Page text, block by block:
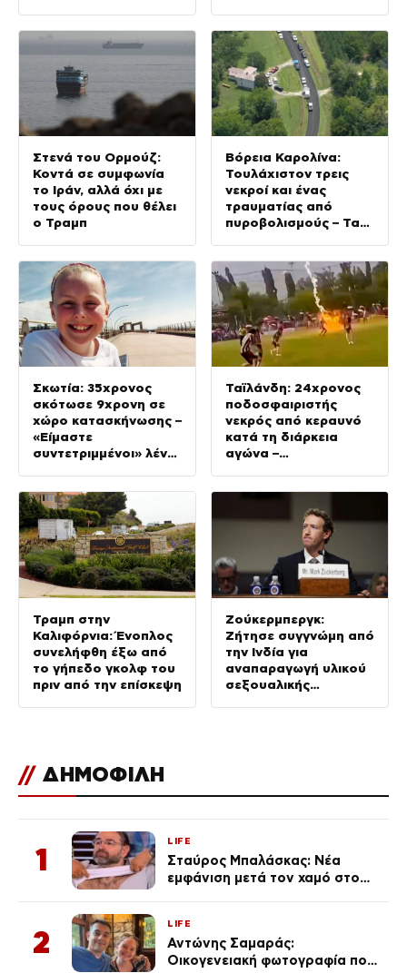
Στενά του Ορμούζ:
Κοντά σε συμφωνία
το Ιράν, αλλά όχι με
τους όρους που θέλει
ο Τραμπ
Βόρεια Καρολίνα:
Τουλάχιστον τρεις
νεκροί και ένας
τραυματίας από
πυροβολισμούς – Τα
Σκωτία: 35χρονος
σκότωσε 9χρονη σε
χώρο κατασκήνωσης –
«Είμαστε
συντετριμμένοι» λένε
Ταϊλάνδη: 24χρονος
ποδοσφαιριστής
νεκρός από κεραυνό
κατά τη διάρκεια
αγώνα –
Τραμπ στην
Καλιφόρνια: Ένοπλος
συνελήφθη έξω από
το γήπεδο γκολφ του
πριν από την επίσκεψη
Ζούκερμπεργκ:
Ζήτησε συγγνώμη από
την Ινδία για
αναπαραγωγή υλικού
σεξουαλικής
// ΔΗΜΟΦΙΛΗ
1
LIFE
Σταύρος Μπαλάσκας: Νέα
εμφάνιση μετά τον χαμό στο
2
LIFE
Αντώνης Σαμαράς:
Οικογενειακή φωτογραφία που